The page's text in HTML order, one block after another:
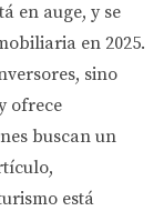
en auge, y se
en 2025.
sino
ofrece
buscan un
está